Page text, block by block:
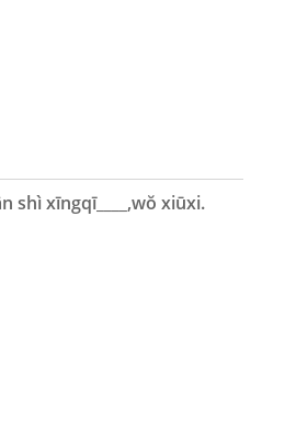
shì xīngqī____,wŏ xiūxi.